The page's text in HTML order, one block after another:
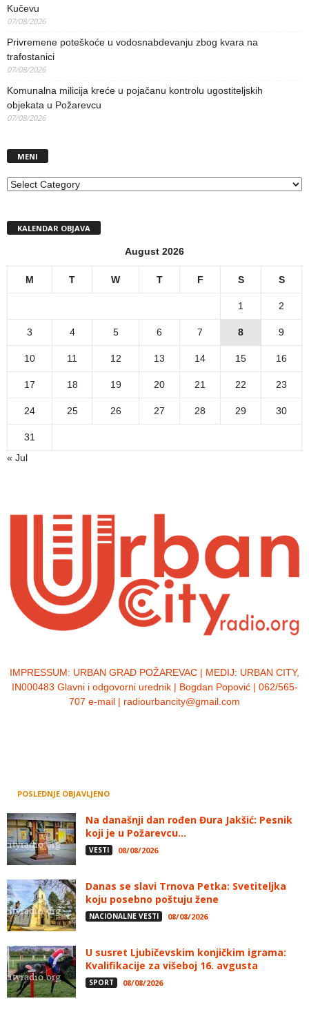
Kučevu
07/08/2026
Privremene poteškoće u vodosnabdevanju zbog kvara na
trafostanici
07/08/2026
Komunalna milicija kreće u pojačanu kontrolu ugostiteljskih
objekata u Požarevcu
07/08/2026
MENI
MENI
KALENDAR OBJAVA
August 2026
M T W T F S S
1 2
3 4 5 6 7 8 9
10 11 12 13 14 15 16
17 18 19 20 21 22 23
24 25 26 27 28 29 30
31
« Jul
IMPRESSUM: URBAN GRAD POŽAREVAC | MEDIJ: URBAN CITY,
IN000483 Glavni i odgovorni urednik | Bogdan Popović | 062/565-
707 e-mail | radiourbancity@gmail.com
POSLEDNJE OBJAVLJENO
Na današnji dan rođen Đura Jakšić: Pesnik
koji je u Požarevcu...
VESTI 08/08/2026
Danas se slavi Trnova Petka: Svetiteljka
koju posebno poštuju žene
NACIONALNE VESTI 08/08/2026
U susret Ljubičevskim konjičkim igrama:
Kvalifikacije za višeboj 16. avgusta
SPORT 08/08/2026